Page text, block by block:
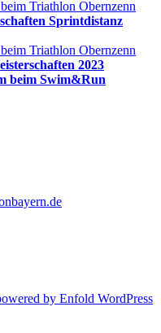
Sprintdistanz
2023
beim Swim&Run
by Enfold WordPress